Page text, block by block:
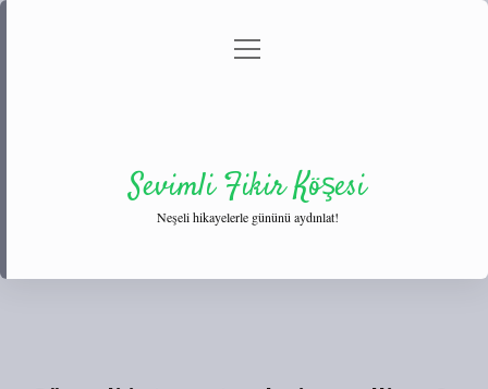
Gizlilik Politikası
menüyü
Sevimli Fikir Köşesi
Neşeli hikayelerle gününü aydınlat!